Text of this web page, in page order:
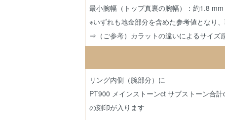
最小腕幅（トップ真裏の腕幅）：約1.8 mm
※いずれも地金部分を含めた参考値となり
⇒（ご参考）カラットの違いによるサイズ
リング内側（腕部分）に
PT900 メインストーンct サブストーン合
の刻印が入ります